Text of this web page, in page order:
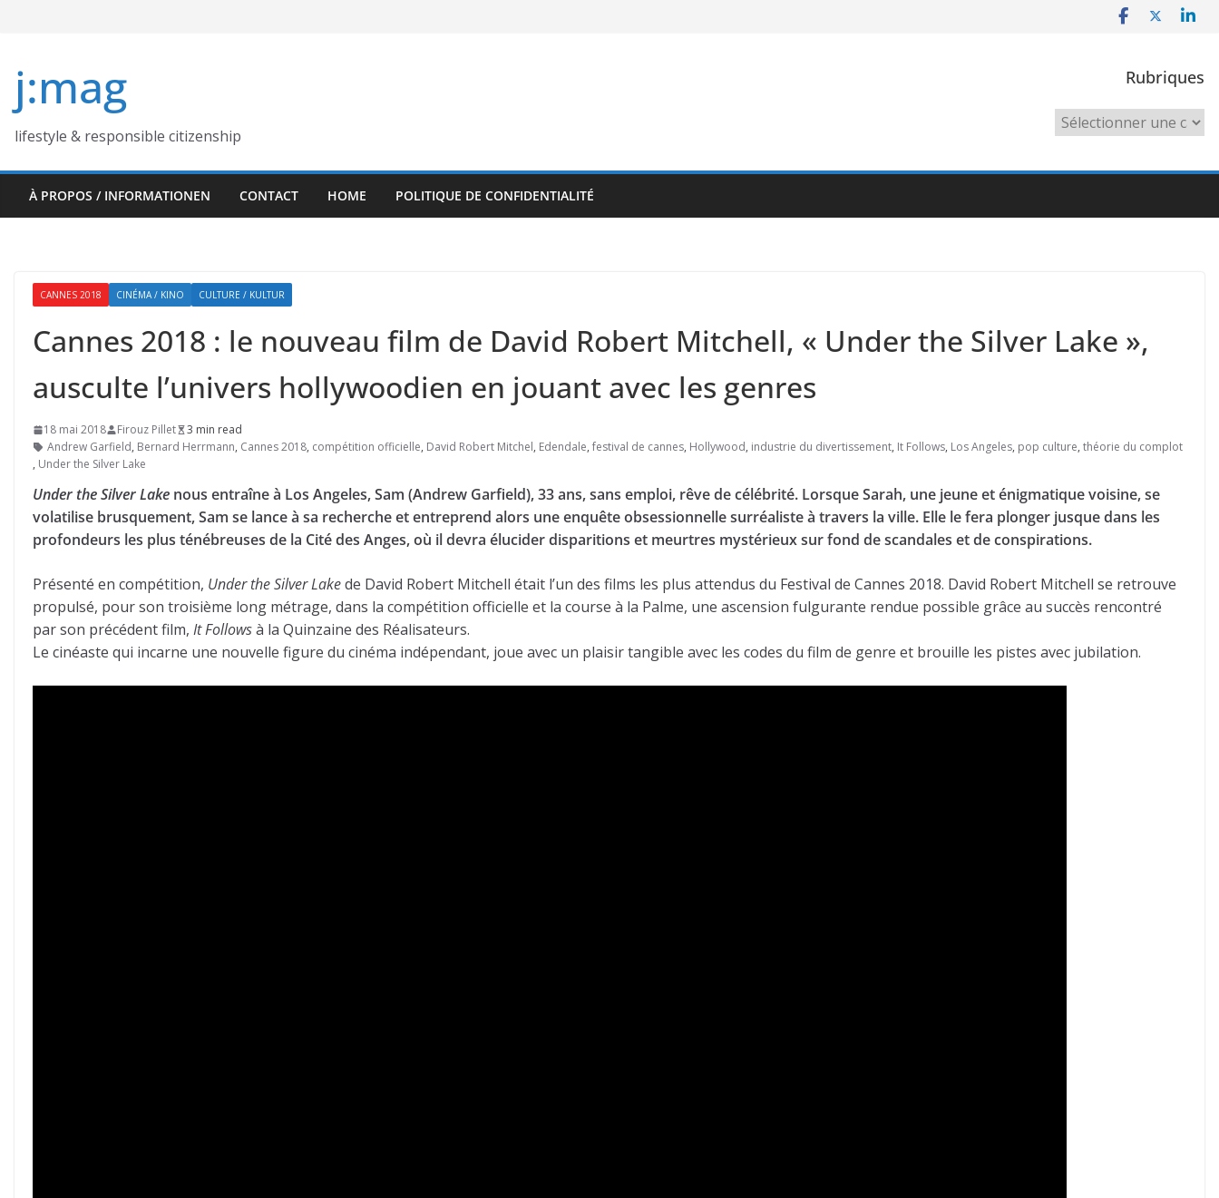
j:mag
lifestyle & responsible citizenship
Rubriques
Rubriques
À PROPOS / INFORMATIONEN CONTACT HOME POLITIQUE DE CONFIDENTIALITÉ
CANNES 2018 CINÉMA / KINO CULTURE / KULTUR
Cannes 2018 : le nouveau film de David Robert Mitchell, « Under the Silver Lake »,
ausculte l’univers hollywoodien en jouant avec les genres
18 mai 2018 Firouz Pillet
3 min read
Andrew Garfield, Bernard Herrmann, Cannes 2018, compétition officielle, David Robert Mitchel, Edendale, festival de cannes, Hollywood, industrie du divertissement, It Follows, Los Angeles, pop culture, théorie du complot
, Under the Silver Lake
Under the Silver Lake nous entraîne à Los Angeles, Sam (Andrew Garfield), 33 ans, sans emploi, rêve de célébrité. Lorsque Sarah, une jeune et énigmatique voisine, se
volatilise brusquement, Sam se lance à sa recherche et entreprend alors une enquête obsessionnelle surréaliste à travers la ville. Elle le fera plonger jusque dans les
profondeurs les plus ténébreuses de la Cité des Anges, où il devra élucider disparitions et meurtres mystérieux sur fond de scandales et de conspirations.
Présenté en compétition, Under the Silver Lakede David Robert Mitchell était l’un des films les plus attendus du Festival de Cannes 2018. David Robert Mitchell se retrouve
propulsé, pour son troisième long métrage, dans la compétition officielle et la course à la Palme, une ascension fulgurante rendue possible grâce au succès rencontré
par son précédent film, It Followsà la Quinzaine des Réalisateurs.
Le cinéaste qui incarne une nouvelle figure du cinéma indépendant, joue avec un plaisir tangible avec les codes du film de genre et brouille les pistes avec jubilation.